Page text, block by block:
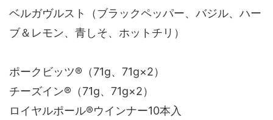
ベルガヴルスト（ブラックペッパー、バジル、ハー
ブ＆レモン、青しそ、ホットチリ）
ポークビッツ®（71g、71g×2）
チーズイン®（71g、71g×2）
ロイヤルポール®ウインナー10本入